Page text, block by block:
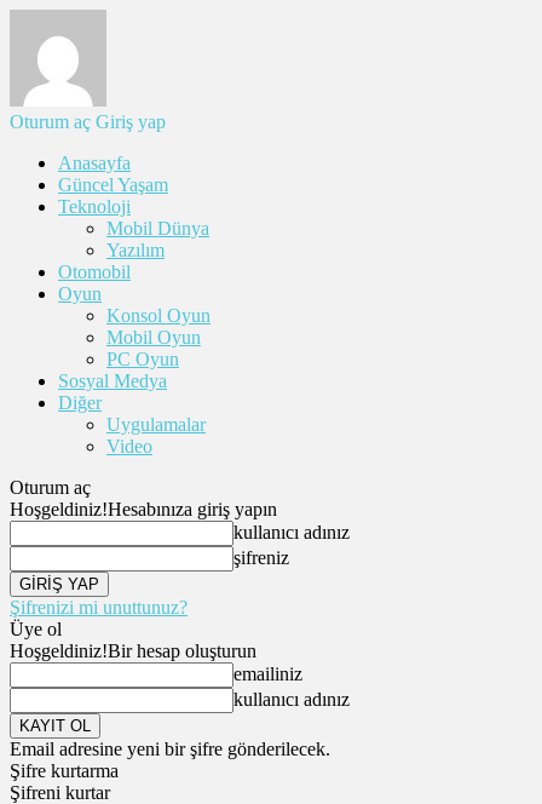
Oturum aç Giriş yap
Anasayfa
Güncel Yaşam
Teknoloji
Mobil Dünya
Yazılım
Otomobil
Oyun
Konsol Oyun
Mobil Oyun
PC Oyun
Sosyal Medya
Diğer
Uygulamalar
Video
Oturum aç
Hoşgeldiniz!Hesabınıza giriş yapın
kullanıcı adınız
şifreniz
Şifrenizi mi unuttunuz?
Üye ol
Hoşgeldiniz!Bir hesap oluşturun
emailiniz
kullanıcı adınız
Email adresine yeni bir şifre gönderilecek.
Şifre kurtarma
Şifreni kurtar